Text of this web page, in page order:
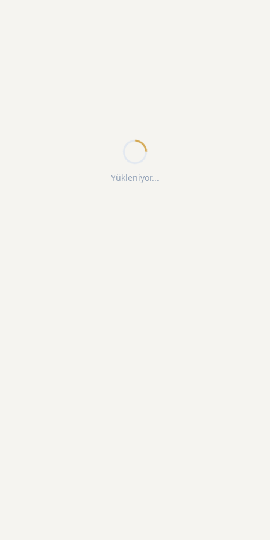
Yükleniyor...